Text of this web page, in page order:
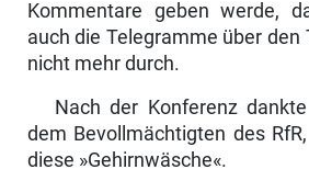
Kommentare geben werde,
auch die Telegramme über den
nicht mehr durch.
Nach der Konferenz
dem Bevollmächtigten des
diese »Gehirnwäsche«.